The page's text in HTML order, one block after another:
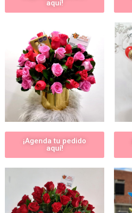
aquí!
¡Agenda tu pedido
aquí!